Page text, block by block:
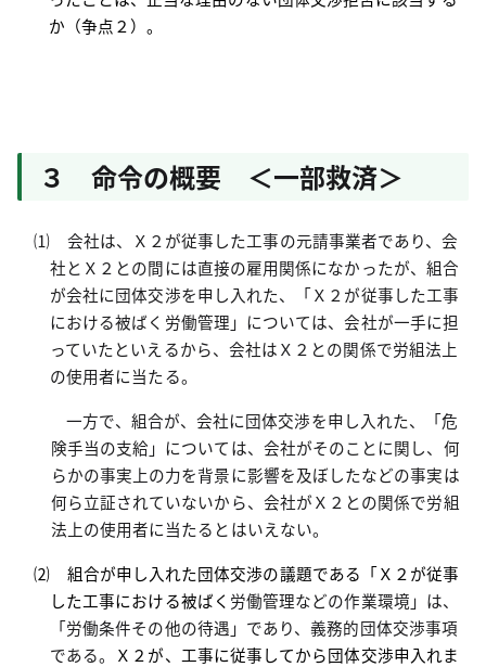
か（争点２）。
３ 命令の概要 ＜一部救済＞
⑴ 会社は、Ｘ２が従事した工事の元請事業者であり、会
社とＸ２との間には直接の雇用関係になかったが、組合
が会社に団体交渉を申し入れた、「Ｘ２が従事した工事
における被ばく労働管理」については、会社が一手に担
っていたといえるから、会社はＸ２との関係で労組法上
の使用者に当たる。
一方で、組合が、会社に団体交渉を申し入れた、「危
険手当の支給」については、会社がそのことに関し、何
らかの事実上の力を背景に影響を及ぼしたなどの事実は
何ら立証されていないから、会社がＸ２との関係で労組
法上の使用者に当たるとはいえない。
⑵ 組合が申し入れた団体交渉の議題である「Ｘ２が従事
した工事における被ばく 労働管理などの作業環境」は、
「労働条件その他の待遇」であり、義務的団体交渉事項
である。
Ｘ２が、工事に従事してから団体交渉申入れま